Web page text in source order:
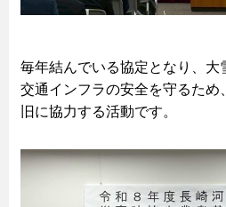
毎年結んでいる協定となり、大
交通インフラの安全を守るため
旧に協力する活動です。